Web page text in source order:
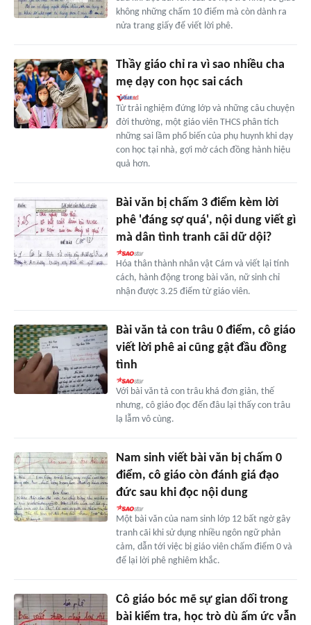
không những chấm 10 điểm mà còn dành ra
nửa trang giấy để viết lời phê.
Thầy giáo chỉ ra vì sao nhiều cha
mẹ dạy con học sai cách
Từ trải nghiệm đứng lớp và những câu chuyện
đời thường, một giáo viên THCS phân tích
những sai lầm phổ biến của phụ huynh khi dạy
con học tại nhà, gợi mở cách đồng hành hiệu
quả hơn.
Bài văn bị chấm 3 điểm kèm lời
phê 'đáng sợ quá', nội dung viết gì
mà dân tình tranh cãi dữ dội?
Hóa thân thành nhân vật Cám và viết lại tính
cách, hành động trong bài văn, nữ sinh chỉ
nhận được 3.25 điểm từ giáo viên.
Bài văn tả con trâu 0 điểm, cô giáo
viết lời phê ai cũng gật đầu đồng
tình
Với bài văn tả con trâu khá đơn giản, thế
nhưng, cô giáo đọc đến đâu lại thấy con trâu
lạ lẫm vô cùng.
Nam sinh viết bài văn bị chấm 0
điểm, cô giáo còn đánh giá đạo
đức sau khi đọc nội dung
Một bài văn của nam sinh lớp 12 bất ngờ gây
tranh cãi khi sử dụng nhiều ngôn ngữ phản
cảm, dẫn tới việc bị giáo viên chấm điểm 0 và
để lại lời phê nghiêm khắc.
Cô giáo bóc mẽ sự gian dối trong
bài kiểm tra, học trò dù ấm ức vẫn